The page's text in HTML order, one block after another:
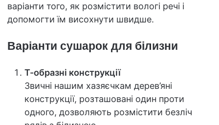
варіанти того, як розмістити вологі речі і
допомогти їм висохнути швидше.
Варіанти сушарок для білизни
Т-образні конструкції
Звичні нашим хазяєчкам дерев’яні
конструкції, розташовані один проти
одного, дозволяють розмістити безліч